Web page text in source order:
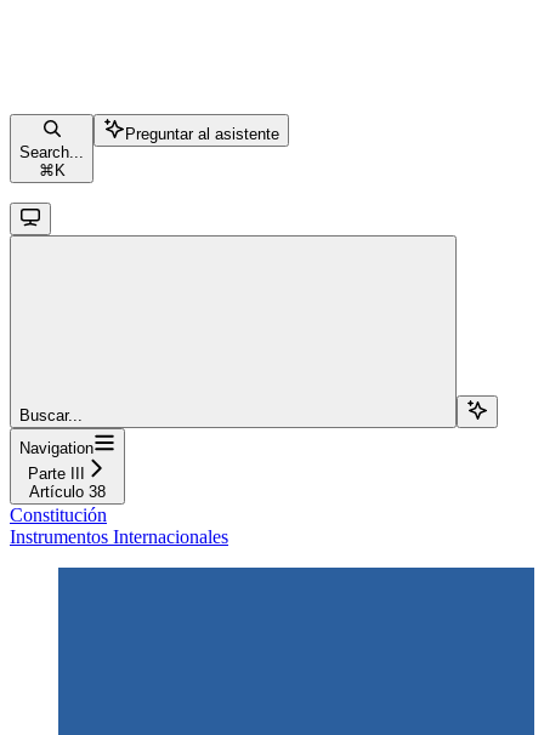
Search...
⌘ K
Preguntar al asistente
Buscar...
Navigation
Parte III
Artículo 38
Constitución
Instrumentos Internacionales